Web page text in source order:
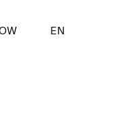
EN